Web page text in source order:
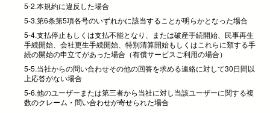
5-2.本規約に違反した場合
5-3.第6条第5項各号のいずれかに該当することが明らかとなった場合
5-4.支払停止もしくは支払不能となり、または破産手続開始、民事再生
手続開始、会社更生手続開始、特別清算開始もしくはこれらに類する手
続の開始の申立てがあった場合（有償サービスご利用の場合）
5-5.当社からの問い合わせその他の回答を求める連絡に対して30日間以
上応答がない場合
5-6.他のユーザーまたは第三者から当社に対し当該ユーザーに関する複
数のクレーム・問い合わせが寄せられた場合